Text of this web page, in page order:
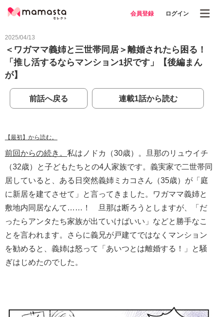
会員登録 ログイン
2025/04/13
＜ワガママ義姉と三世帯同居＞離婚されたら困る！
「推し活するならマンション1択です」【後編まん
が】
前話へ戻る 連載1話から読む
【最初】から読む。
前回からの続き。 私はノドカ（30歳）。旦那のリュウイチ
（32歳）と子どもたちとの4人家族です。義実家で二世帯同
居していると、ある日突然義姉ミカコさん（35歳）が「庭
に新居を建てさせて」と言ってきました。ワガママ義姉と
敷地内同居なんて……！ 旦那は断ろうとしますが、「だ
ったらアンタたち家族が出ていけばいい」などと勝手なこ
とを言われます。さらに義兄が戸建てではなくマンション
を勧めると、義姉は怒って「あいつとは離婚する！」と騒
ぎはじめたのでした。